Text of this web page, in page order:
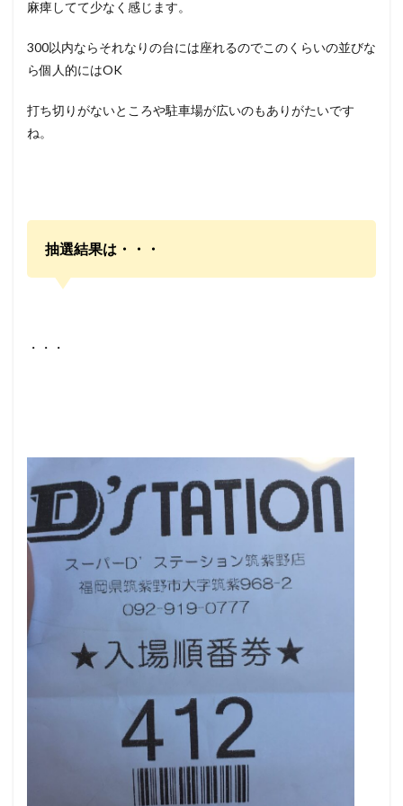
麻痺してて少なく感じます。
300以内ならそれなりの台には座れるのでこのくらいの並びな
ら個人的にはOK
打ち切りがないところや駐車場が広いのもありがたいです
ね。
抽選結果は・・・
・・・